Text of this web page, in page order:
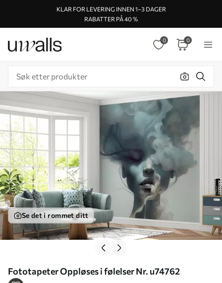
KLAR FOR LEVERING INNEN 1–3 DAGER
RABATTER PÅ 40 %
0 0
Se det i rommet ditt
Fototapeter Oppløses i følelser Nr. u74762